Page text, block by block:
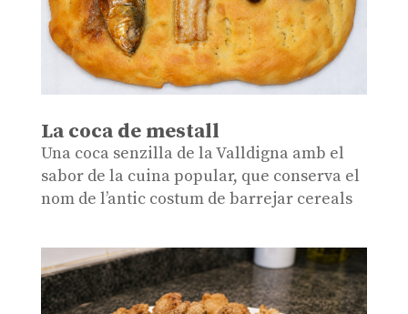
La coca de mestall
Una coca senzilla de la Valldigna amb el
sabor de la cuina popular, que conserva el
nom de l’antic costum de barrejar cereals